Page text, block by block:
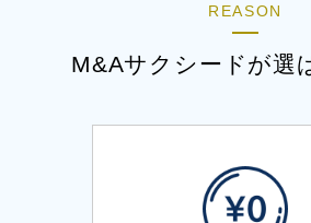
REASON
M&Aサクシードが選